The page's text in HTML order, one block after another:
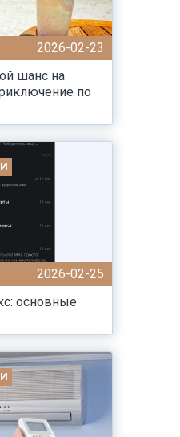
2026-02-23
шанс на
по
2026-02-25
основные